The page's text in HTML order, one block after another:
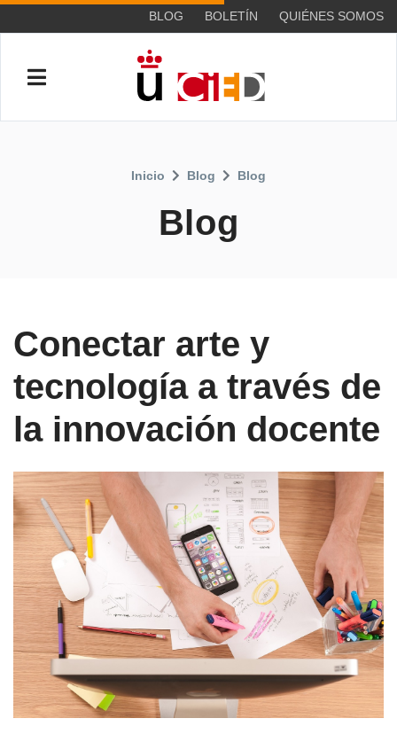
BLOG BOLETÍN QUIÉNES SOMOS
Blog
Inicio Blog Blog
Conectar arte y
tecnología a través de
la innovación docente